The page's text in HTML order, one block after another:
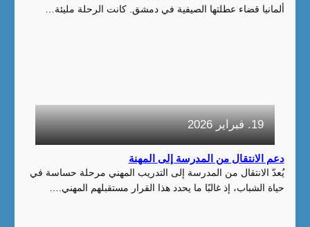
ألمانيا قضاء عطلتها الصيفية في دمشق. كانت الرحلة مليئة…
19. فبراير 2026
دعم الانتقال من المدرسة إلى المهنة
يُعدّ الانتقال من المدرسة إلى التدريب المهني مرحلة حساسة في
حياة الشباب، إذ غالبًا ما يحدد هذا القرار مستقبلهم المهني.…